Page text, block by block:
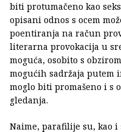
biti protumačeno kao
opisani odnos s ocem
poentiranja na račun
literarna provokacija u
moguća, osobito s
mogućih sadržaja putem
moglo biti promašeno i s
gledanja.
Naime, parafilije su, kao i